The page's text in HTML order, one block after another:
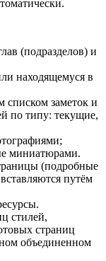
(подразделов) и
находящемуся в
списком заметок и
по типу: текущие,
миниатюрами.
(подробные
путём
стилей,
страниц
объединенном